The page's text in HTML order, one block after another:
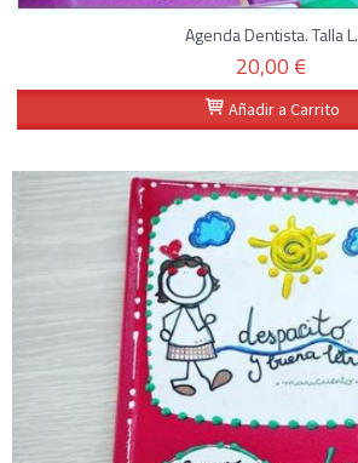
Agenda Dentista. Talla L.
20,00 €
Añadir a Carrito